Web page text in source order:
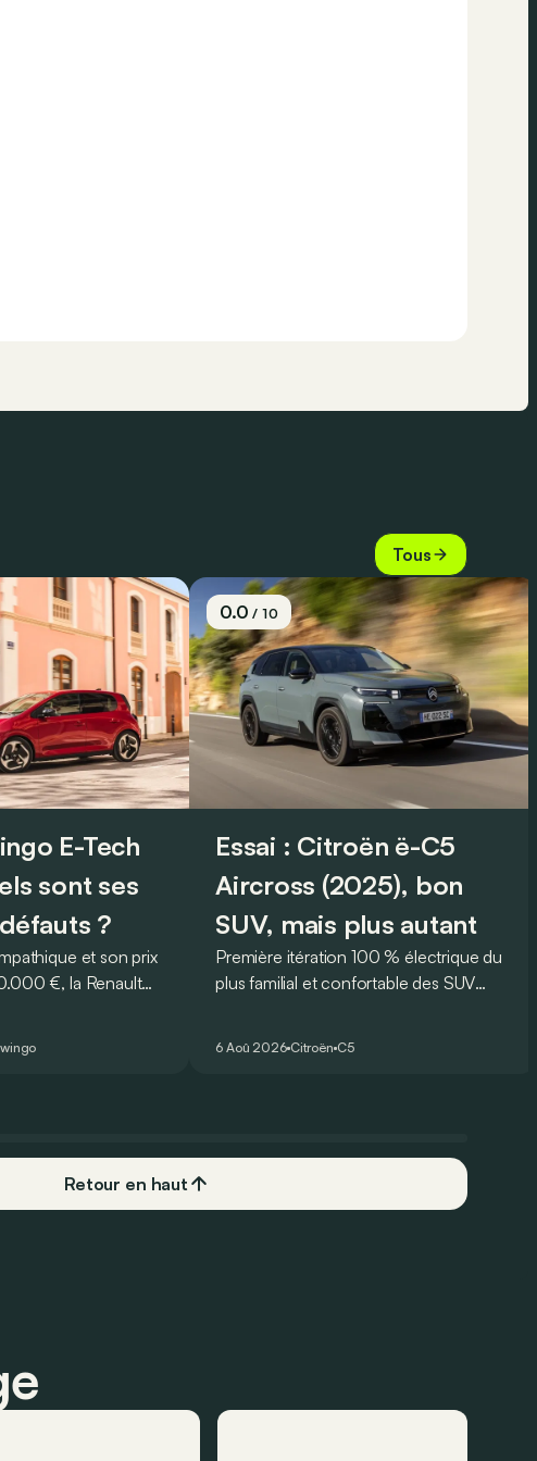
Tous
E-Tech
sont ses
?
et son prix
€, la Renault
Mais est-ce
0.0/ 10
Essai : Citroën ë-C5
Aircross (2025), bon
SUV, mais plus autant
Première itération 100 % électrique du
plus familial et confortable des SUV
6 Aoû 2026 Citroën C5
Retour en haut